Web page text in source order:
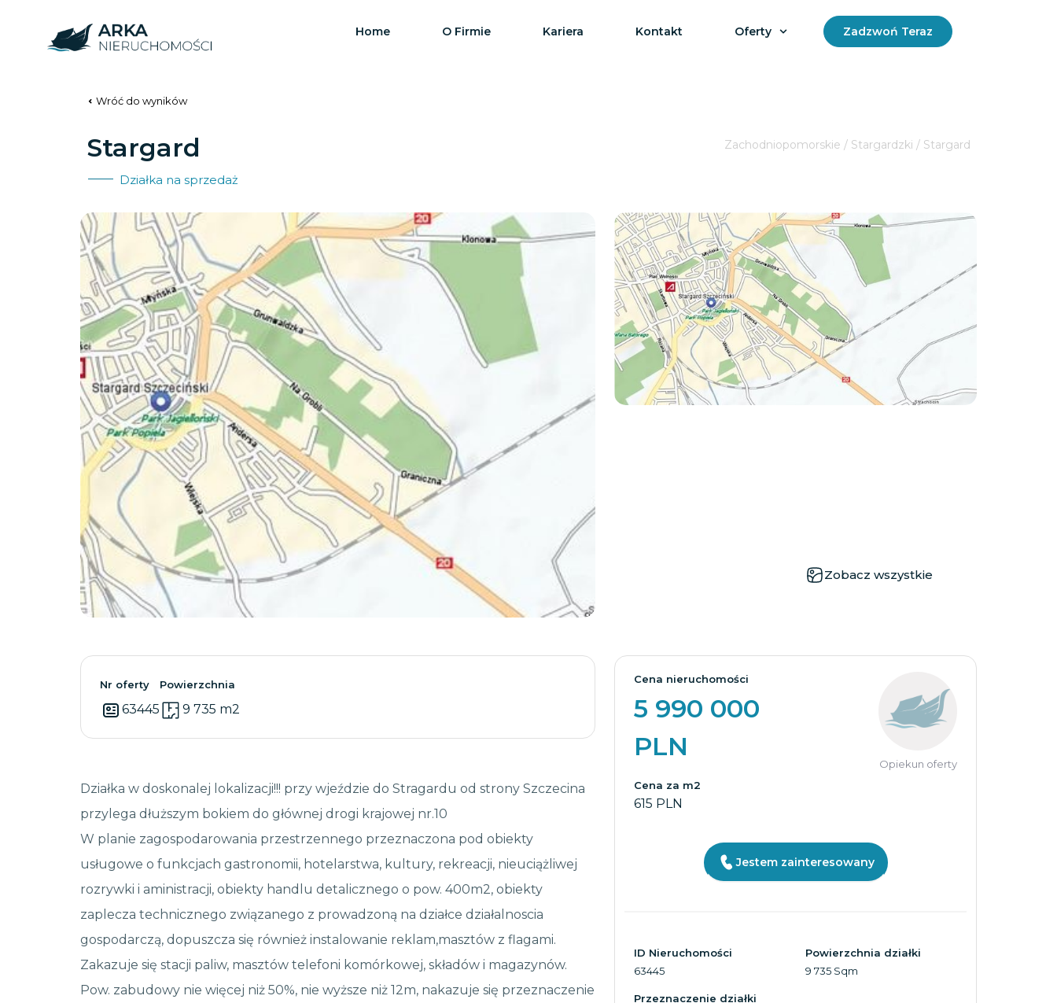
Home O Firmie Kariera Kontakt Oferty Zadzwoń Teraz
Wróć do wyników
Stargard
Działka na sprzedaż
Zachodniopomorskie / Stargardzki / Stargard
Zobacz wszystkie
Nr oferty
63445
Powierzchnia
9 735 m2
Działka w doskonalej lokalizacji!!! przy wjeździe do Stragardu od strony Szczecina
przylega dłuższym bokiem do głównej drogi krajowej nr.10
W planie zagospodarowania przestrzennego przeznaczona pod obiekty
usługowe o funkcjach gastronomii, hotelarstwa, kultury, rekreacji, nieuciążliwej
rozrywki i aministracji, obiekty handlu detalicznego o pow. 400m2, obiekty
zaplecza technicznego związanego z prowadzoną na działce działalnoscia
gospodarczą, dopuszcza się również instalowanie reklam,masztów z flagami.
Zakazuje się stacji paliw, masztów telefoni komórkowej, składów i magazynów.
Pow. zabudowy nie więcej niż 50%, nie wyższe niż 12m, nakazuje się przeznaczenie
Cena nieruchomości
5 990 000
PLN
Cena za m2
615 PLN
Opiekun oferty
Jestem zainteresowany
ID Nieruchomości
63445
Powierzchnia działki
9 735 Sqm
Przeznaczenie działki